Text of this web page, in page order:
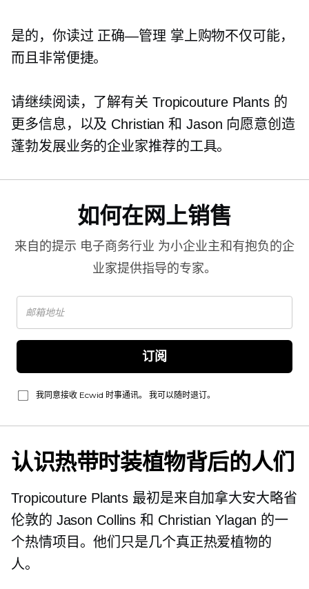
是的，你读过 正确—管理 掌上购物不仅可能，
而且非常便捷。
请继续阅读，了解有关 Tropicouture Plants 的
更多信息，以及 Christian 和 Jason 向愿意创造
蓬勃发展业务的企业家推荐的工具。
如何在网上销售
来自的提示 电子商务行业 为小企业主和有抱负的企
业家提供指导的专家。
订阅
我同意接收 Ecwid 时事通讯。 我可以随时退订。
认识热带时装植物背后的人们
Tropicouture Plants 最初是来自加拿大安大略省
伦敦的 Jason Collins 和 Christian Ylagan 的一
个热情项目。他们只是几个真正热爱植物的
人。